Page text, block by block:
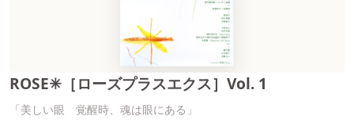
ROSE✳［ローズプラスエクス］Vol. 1
「美しい眼 覚醒時、魂は眼にある」